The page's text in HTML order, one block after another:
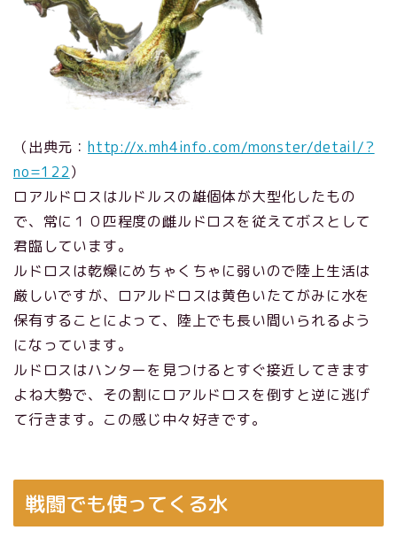
（出典元： http://x.mh4info.com/monster/detail/?
no=122）
ロアルドロスはルドルスの雄個体が大型化したもの
で、常に１０匹程度の雌ルドロスを従えてボスとして
君臨しています。
ルドロスは乾燥にめちゃくちゃに弱いので陸上生活は
厳しいですが、ロアルドロスは黄色いたてがみに水を
保有することによって、陸上でも長い間いられるよう
になっています。
ルドロスはハンターを見つけるとすぐ接近してきます
よね大勢で、その割にロアルドロスを倒すと逆に逃げ
て行きます。この感じ中々好きです。
戦闘でも使ってくる水